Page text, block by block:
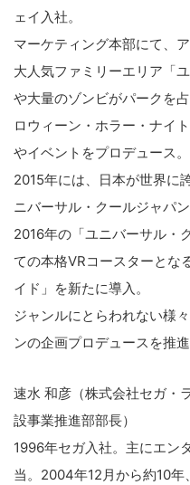
ェイ入社。
マーケティング本部にて、
大人気ファミリーエリア「
や大量のゾンビがパークを
ロウィーン・ホラー・ナイ
やイベントをプロデュース。
2015年には、日本が世界に
ニバーサル・クールジャパ
2016年の「ユニバーサル・
ての本格VRコースターとな
イド」を新たに導入。
ジャンルにとらわれない様
ンの企画プロデュースを推進
速水 和彦（株式会社セガ・
設事業推進部部長）
1996年セガ入社。主にエン
当。2004年12月から約10